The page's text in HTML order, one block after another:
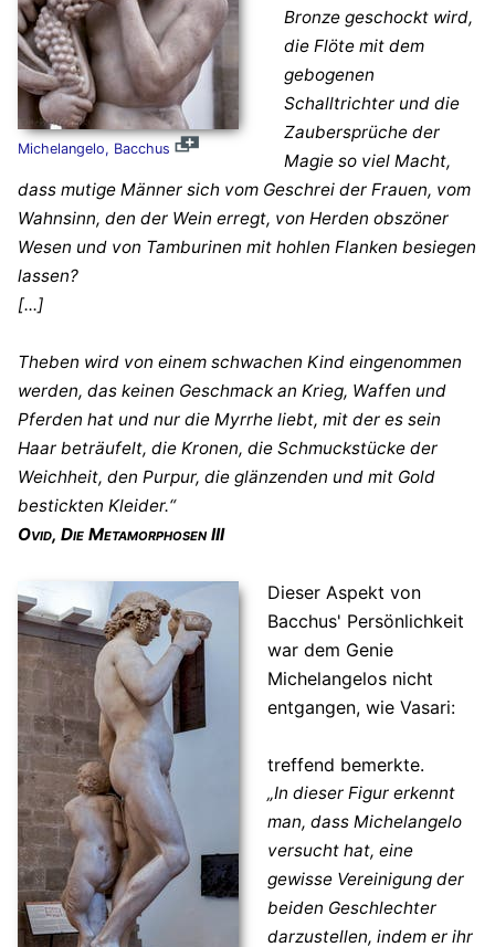
Michelangelo, Bacchus
Bronze geschockt wird,
die Flöte mit dem
gebogenen
Schalltrichter und die
Zaubersprüche der
Magie so viel Macht,
dass mutige Männer sich vom Geschrei der Frauen, vom
Wahnsinn, den der Wein erregt, von Herden obszöner
Wesen und von Tamburinen mit hohlen Flanken besiegen
lassen?
[...]
Theben wird von einem schwachen Kind eingenommen
werden, das keinen Geschmack an Krieg, Waffen und
Pferden hat und nur die Myrrhe liebt, mit der es sein
Haar beträufelt, die Kronen, die Schmuckstücke der
Weichheit, den Purpur, die glänzenden und mit Gold
bestickten Kleider.“
Ovid, Die Metamorphosen III
Dieser Aspekt von
Bacchus' Persönlichkeit
war dem Genie
Michelangelos nicht
entgangen, wie Vasari:
treffend bemerkte.
„In dieser Figur erkennt
man, dass Michelangelo
versucht hat, eine
gewisse Vereinigung der
beiden Geschlechter
darzustellen, indem er ihr